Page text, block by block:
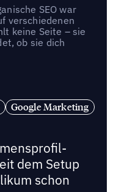
SEO war
verschiedenen
keine Seite – sie
ob sie dich
Google Marketing
dem Setup
schon